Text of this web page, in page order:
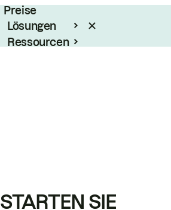
Preise
Lösungen
Ressourcen
STARTEN SIE